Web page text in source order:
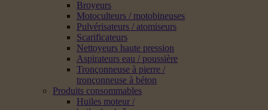
Broyeurs
Motoculteurs / motobineuses
Pulvérisateurs / atomiseurs
Scarificateurs
Nettoyeurs haute pression
Aspirateurs eau / poussière
Tronçonneuse à pierre /
tronçonneuse à béton
Produits consommables
Huiles moteur /